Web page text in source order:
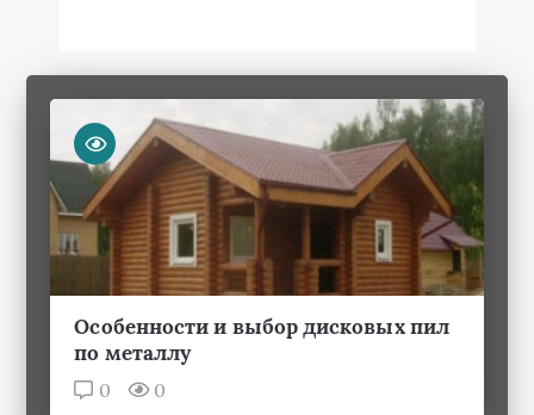
Особенности и выбор дисковых пил
по металлу
0 0